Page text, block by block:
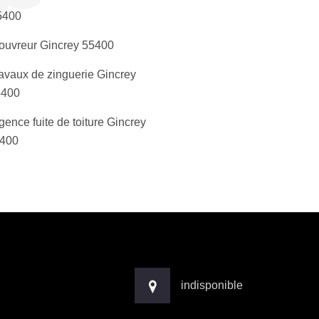
Gincrey 55400
de zinguerie Gincrey
fuite de toiture Gincrey
indisponible